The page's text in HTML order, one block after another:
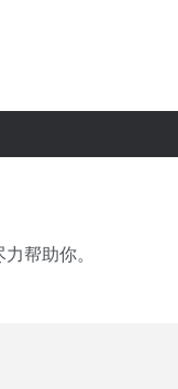
帮助你。